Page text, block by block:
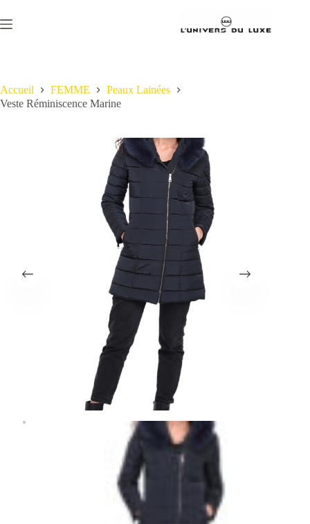
au
contenu
Accueil FEMME
Peaux Lainées
Veste Réminiscence Marine